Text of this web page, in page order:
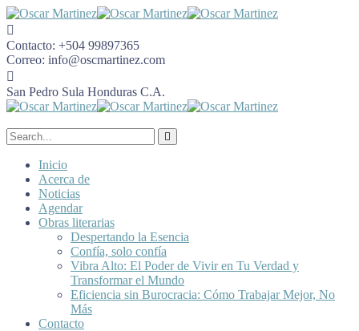
Contacto: +504 99897365
Correo: info@oscmartinez.com
San Pedro Sula Honduras C.A.
Inicio
Acerca de
Noticias
Agendar
Obras literarias
Despertando la Esencia
Confía, solo confía
Vibra Alto: El Poder de Vivir en Tu Verdad y
Transformar el Mundo
Eficiencia sin Burocracia: Cómo Trabajar Mejor, No
Más
Contacto